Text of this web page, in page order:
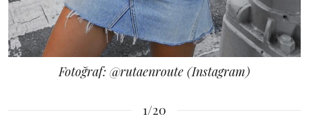
Fotoğraf: @rutaenroute (Instagram)
1/20